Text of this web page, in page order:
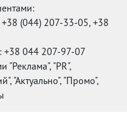
+38 (044) 207-33-05, +38
+38 044 207-97-07
"Реклама", "PR",
"Актуально", "Промо",